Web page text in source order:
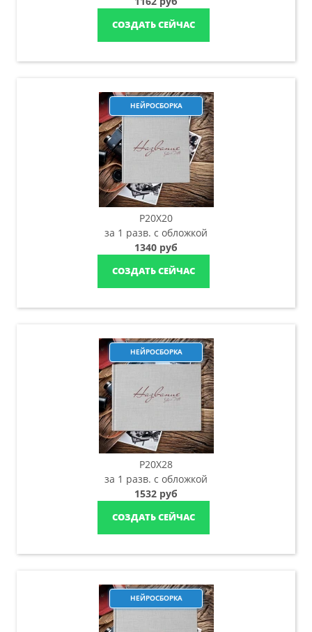
СОЗДАТЬ СЕЙЧАС
НЕЙРОСБОРКА
P20X20
за 1 разв. с обложкой
1340 руб
СОЗДАТЬ СЕЙЧАС
НЕЙРОСБОРКА
P20X28
за 1 разв. с обложкой
1532 руб
СОЗДАТЬ СЕЙЧАС
НЕЙРОСБОРКА